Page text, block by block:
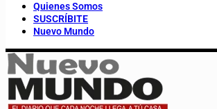
Quienes Somos
SUSCRÍBITE
Nuevo Mundo